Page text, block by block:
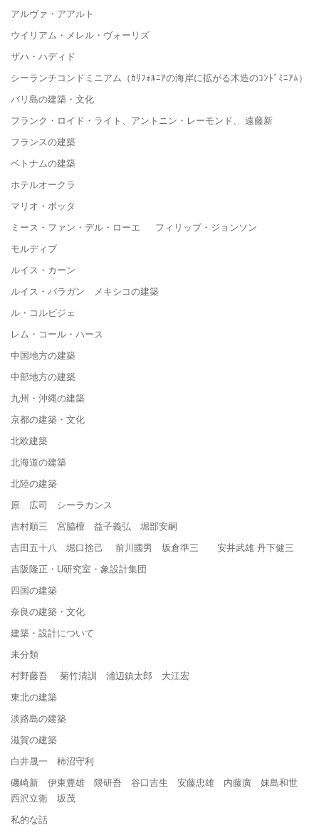
アルヴァ・アアルト
ウイリアム・メレル・ヴォーリズ
ザハ・ハディド
シーランチコンドミニアム（ｶﾘﾌｫﾙﾆｱの海岸に拡がる木造のｺﾝﾄﾞﾐﾆｱﾑ）
バリ島の建築・文化
フランク・ロイド・ライト、アントニン・レーモンド、 遠藤新
フランスの建築
ベトナムの建築
ホテルオークラ
マリオ・ボッタ
ミース・ファン・デル・ローエ フィリップ・ジョンソン
モルディブ
ルイス・カーン
ルイス・バラガン メキシコの建築
ル・コルビジェ
レム・コール・ハース
中国地方の建築
中部地方の建築
九州・沖縄の建築
京都の建築・文化
北欧建築
北海道の建築
北陸の建築
原 広司 シーラカンス
吉村順三 宮脇檀 益子義弘 堀部安嗣
吉田五十八 堀口捨己 前川國男 坂倉準三 安井武雄 丹下健三
吉阪隆正・U研究室・象設計集団
四国の建築
奈良の建築・文化
建築・設計について
未分類
村野藤吾 菊竹清訓 浦辺鎮太郎 大江宏
東北の建築
淡路島の建築
滋賀の建築
白井晟一 柿沼守利
磯崎新 伊東豊雄 隈研吾 谷口吉生 安藤忠雄 内藤廣 妹島和世
西沢立衛 坂茂
私的な話